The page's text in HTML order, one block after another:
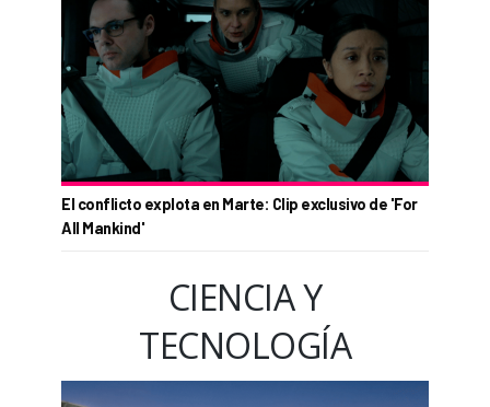
El conflicto explota en Marte: Clip exclusivo de 'For
All Mankind'
CIENCIA Y
TECNOLOGÍA